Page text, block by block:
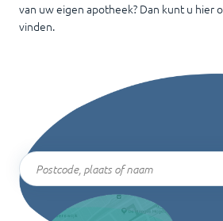
van uw eigen apotheek? Dan kunt u hier
vinden.